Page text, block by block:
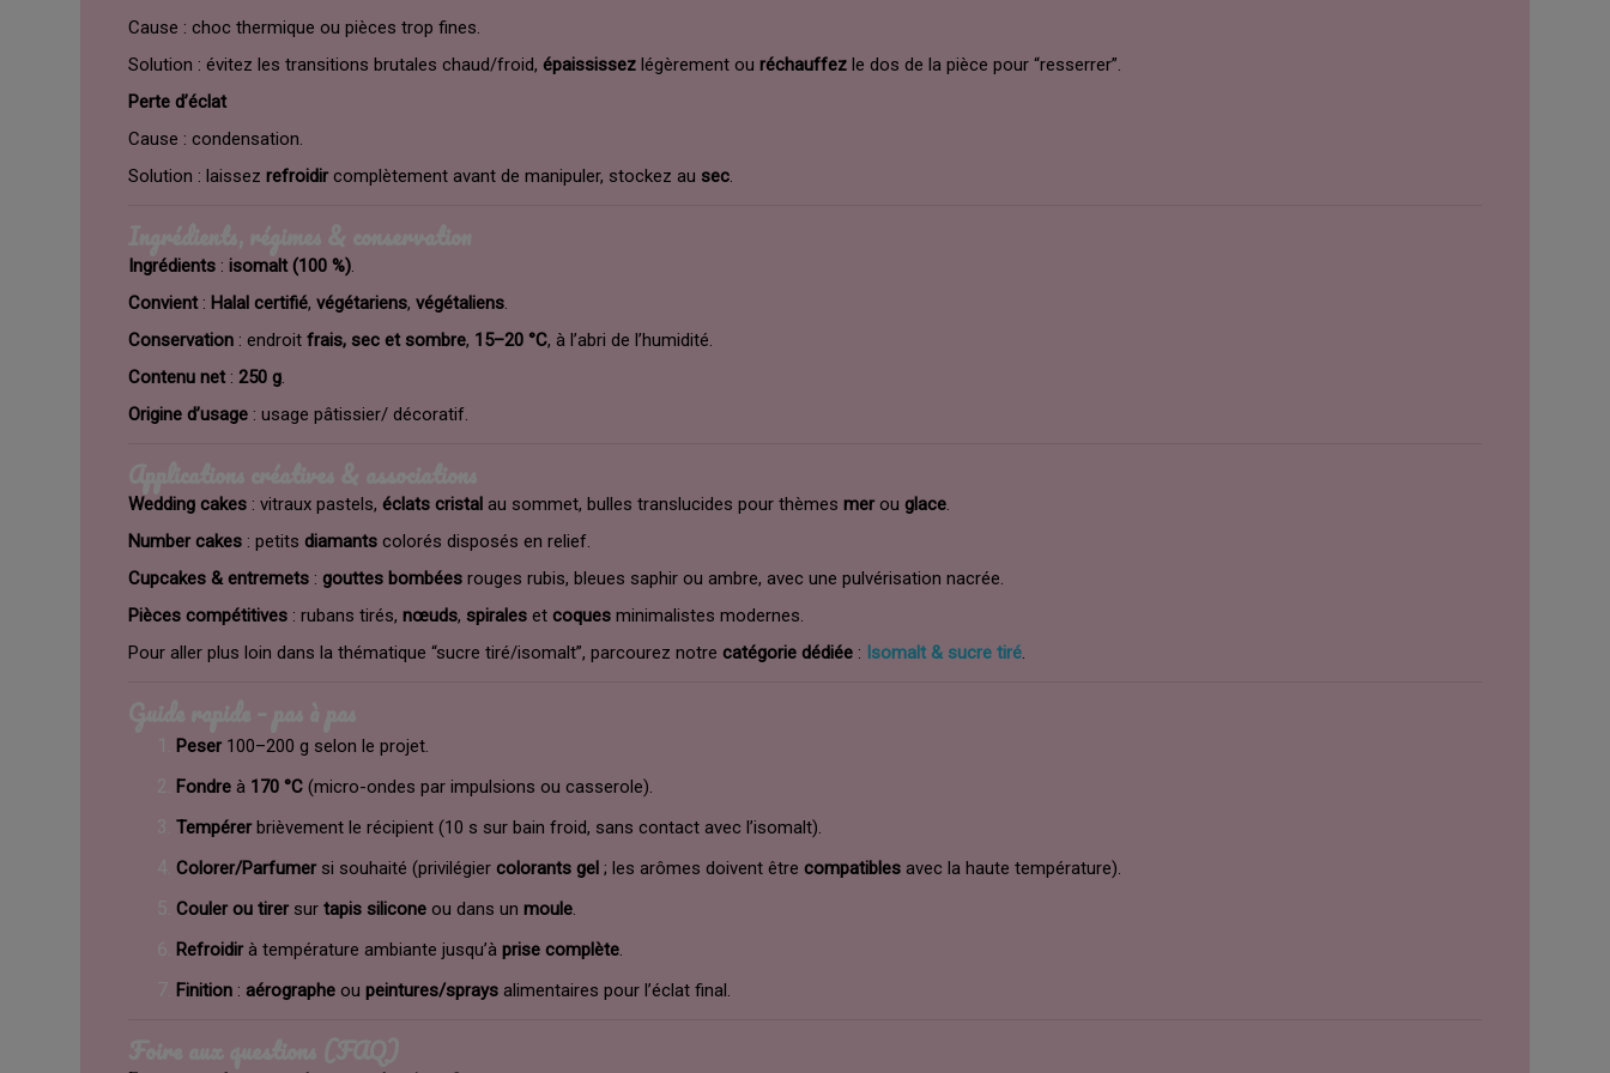
Cause : choc thermique ou pièces trop fines.
Solution : évitez les transitions brutales chaud/froid,épaississez légèrement ouréchauffez le dos de la pièce pour “resserrer”.
Perte d’éclat
Cause : condensation.
Solution : laissezrefroidircomplètement avant de manipuler, stockez ausec.
Ingrédients :isomalt (100 %).
Convient: Halal certifié,végétariens,végétaliens.
Conservation : endroitfrais, sec et sombre, 15–20 °C, à l’abri de l’humidité.
Contenu net:250 g.
Origine d’usage : usage pâtissier/ décoratif.
Wedding cakes : vitraux pastels,éclats cristal au sommet, bulles translucides pour thèmesmerouglace.
Number cakes : petitsdiamants colorés disposés en relief.
Cupcakes & entremets :gouttes bombées rouges rubis, bleues saphir ou ambre, avec une pulvérisation nacrée.
Pièces compétitives : rubans tirés,nœuds,spirales etcoques minimalistes modernes.
Pour aller plus loin dans la thématique “sucre tiré/isomalt”, parcourez notrecatégorie dédiée : Isomalt & sucre tiré.
Peser100–200 g selon le projet.
Fondre à 170 °C (micro-ondes par impulsions ou casserole).
Tempérerbrièvement le récipient (10 s sur bain froid, sans contact avec l’isomalt).
Colorer/Parfumersi souhaité (privilégiercolorants gel ; les arômes doivent êtrecompatibles avec la haute température).
Couler ou tirersurtapis silicone ou dans unmoule.
Refroidirà température ambiante jusqu’àprise complète.
Finition :aérographe oupeintures/sprays alimentaires pour l’éclat final.